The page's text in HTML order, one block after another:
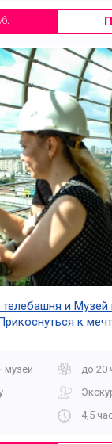
и Музей
к
музей
до 20
4,5